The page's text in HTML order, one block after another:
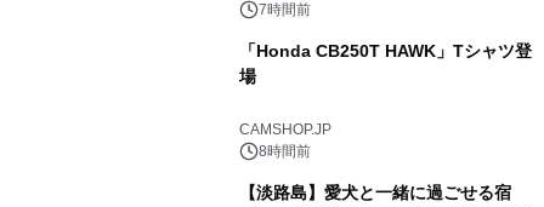
7時間前
「Honda CB250T HAWK」Tシャツ登
場
CAMSHOP.JP
8時間前
【淡路島】愛犬と一緒に過ごせる宿